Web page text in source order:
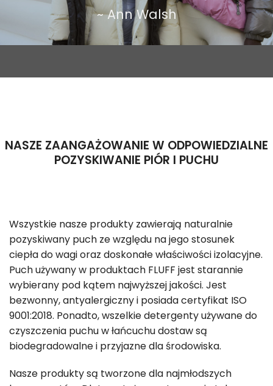
~ Ann Walsh
NASZE ZAANGAŻOWANIE W ODPOWIEDZIALNE
POZYSKIWANIE PIÓR I PUCHU
Wszystkie nasze produkty zawierają naturalnie
pozyskiwany puch ze względu na jego stosunek
ciepła do wagi oraz doskonałe właściwości izolacyjne.
Puch używany w produktach FLUFF jest starannie
wybierany pod kątem najwyższej jakości. Jest
bezwonny, antyalergiczny i posiada certyfikat ISO
9001:2018. Ponadto, wszelkie detergenty używane do
czyszczenia puchu w łańcuchu dostaw są
biodegradowalne i przyjazne dla środowiska.
Nasze produkty są tworzone dla najmłodszych